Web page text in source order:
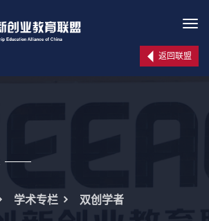
返回联盟
学术专栏 双创学者